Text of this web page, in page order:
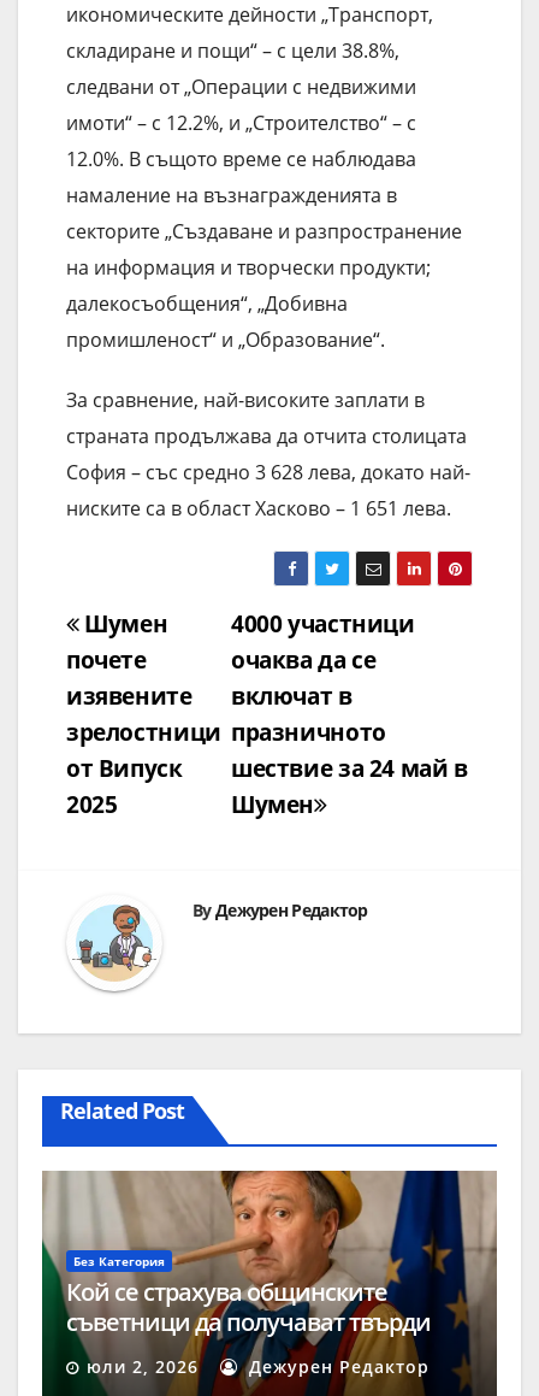
икономическите дейности „Транспорт,
складиране и пощи“ – с цели 38.8%,
следвани от „Операции с недвижими
имоти“ – с 12.2%, и „Строителство“ – с
12.0%. В същото време се наблюдава
намаление на възнагражденията в
секторите „Създаване и разпространение
на информация и творчески продукти;
далекосъобщения“, „Добивна
промишленост“ и „Образование“.
За сравнение, най-високите заплати в
страната продължава да отчита столицата
София – със средно 3 628 лева, докато най-
ниските са в област Хасково – 1 651 лева.
Навигация4000 участници
очаква да се
включат в
празничното
шествие за 24 май в
Шумен
Шумен
почете
изявените
зрелостници
от Випуск
2025
ByДежурен Редактор
Related Post
Без Категория
Кой се страхува общинските
съветници да получават твърди
заплати?
юли 2, 2026 Дежурен Редактор